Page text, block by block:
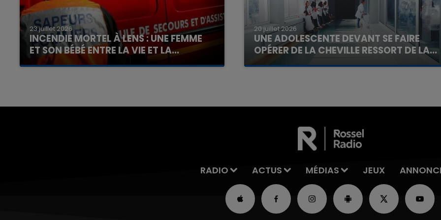
23 juillet 2026
INCENDIE MORTEL À LENS : UNE FEMME
ET SON BÉBÉ ENTRE LA VIE ET LA...
Un homme s'est immolé par le feu après avoir
20 juillet 2026
UNE ADOLESCENTE DEVANT SE FAIRE
OPÉRER DE LA CHEVILLE RESSORT DE LA...
La famille a porté plainte contre la clinique qui a
RADIO ACTUS MÉDIAS JEUX